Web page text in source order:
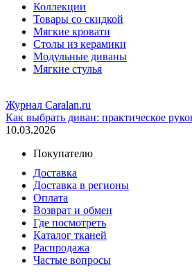
Коллекции
Товары со скидкой
Мягкие кровати
Столы из керамики
Модульные диваны
Мягкие стулья
Журнал Caralan.ru
Как выбрать диван: практическое
10.03.2026
Покупателю
Доставка
Доставка в регионы
Оплата
Возврат и обмен
Где посмотреть
Каталог тканей
Распродажа
Частые вопросы